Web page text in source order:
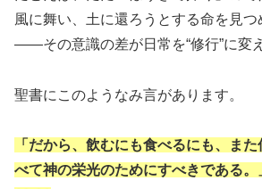
風に舞い、土に還ろうとする命を見つ
――その意識の差が日常を“修行”に変
聖書にこのようなみ言があります。
「だから、飲むにも食べるにも、ま
べて神の栄光のためにすべきである